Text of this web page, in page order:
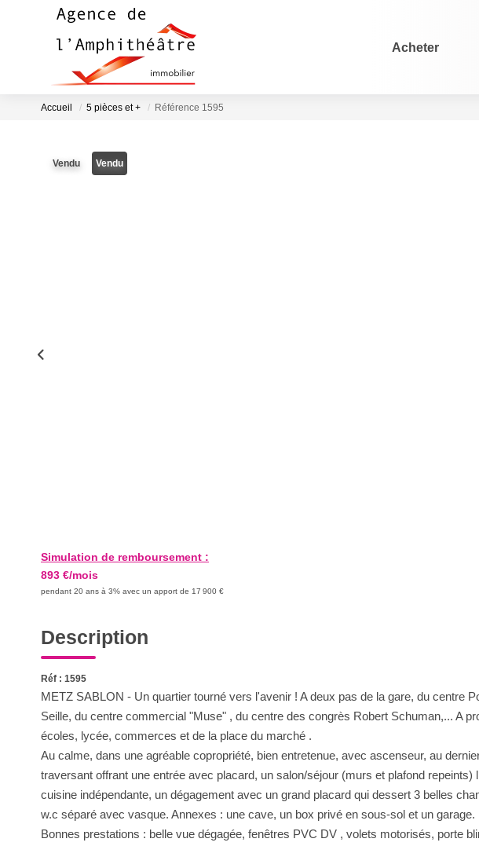
Acheter
Accueil 5 pièces et + Référence 1595
Vendu Vendu
Simulation de remboursement :
893 €/mois
pendant 20 ans à 3% avec un apport de 17 900 €
Description
Réf : 1595
METZ SABLON - Un quartier tourné vers l'avenir ! A deux pas de la gare, du centre
Seille, du centre commercial "Muse" , du centre des congrès Robert Schuman,... A
écoles, lycée, commerces et de la place du marché .
Au calme, dans une agréable copropriété, bien entretenue, avec ascenseur, au
traversant offrant une entrée avec placard, un salon/séjour (murs et plafond
cuisine indépendante, un dégagement avec un grand placard qui dessert 3 belles
w.c séparé avec vasque. Annexes : une cave, un box privé en sous-sol et un garage.
Bonnes prestations : belle vue dégagée, fenêtres PVC DV , volets motorisés, porte